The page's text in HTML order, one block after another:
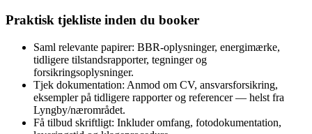
Praktisk tjekliste inden du booker
Saml relevante papirer: BBR‑oplysninger, energimærke,
tidligere tilstandsrapporter, tegninger og
forsikringsoplysninger.
Tjek dokumentation: Anmod om CV, ansvarsforsikring,
eksempler på tidligere rapporter og referencer — helst fra
Lyngby/nærområdet.
Få tilbud skriftligt: Inkluder omfang, fotodokumentation,